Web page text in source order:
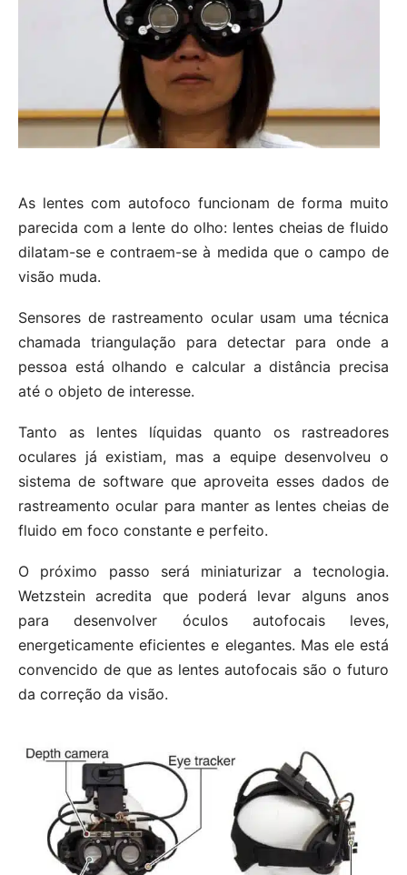
As lentes com autofoco funcionam de forma muito
parecida com a lente do olho: lentes cheias de fluido
dilatam-se e contraem-se à medida que o campo de
visão muda.
Sensores de rastreamento ocular usam uma técnica
chamada triangulação para detectar para onde a
pessoa está olhando e calcular a distância precisa
até o objeto de interesse.
Tanto as lentes líquidas quanto os rastreadores
oculares já existiam, mas a equipe desenvolveu o
sistema de software que aproveita esses dados de
rastreamento ocular para manter as lentes cheias de
fluido em foco constante e perfeito.
O próximo passo será miniaturizar a tecnologia.
Wetzstein acredita que poderá levar alguns anos
para desenvolver óculos autofocais leves,
energeticamente eficientes e elegantes. Mas ele está
convencido de que as lentes autofocais são o futuro
da correção da visão.